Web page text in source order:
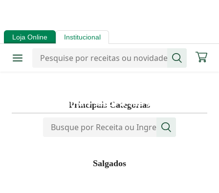
Loja Online Institucional
dar mais sabor a sua vida.
Principais Categorias
Navegue pelas nossas principais categorias
Salgados